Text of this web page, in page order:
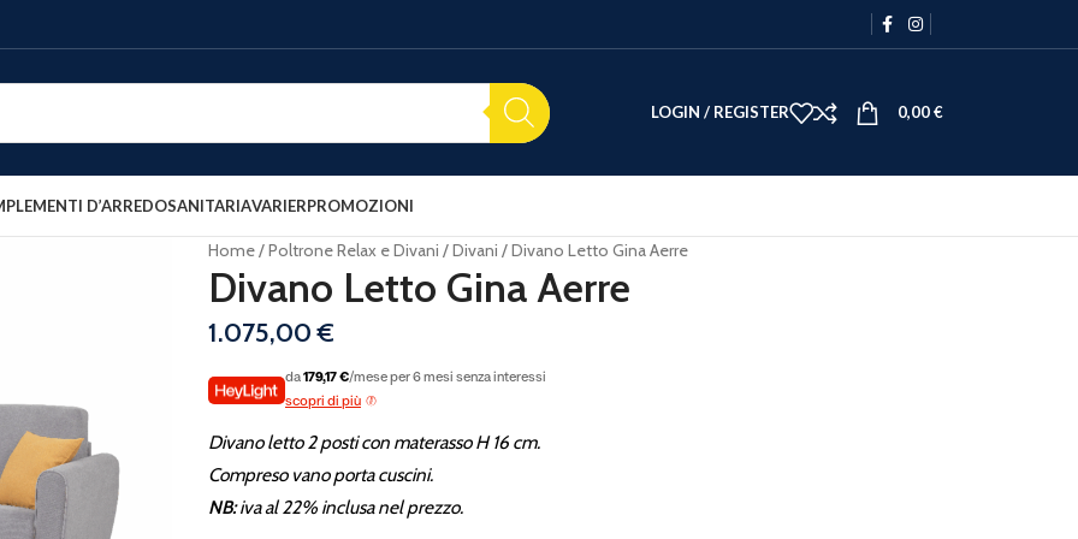
LOGIN / REGISTER 0,00€
D’ARREDOSANITARIAVARIERPROMOZIONI
Home Poltrone Relax e Divani Divani Divano Letto Gina Aerre
Divano Letto Gina Aerre
1.075,00€
da179,17 €/mese per 6 mesi senza interessi
scopri di più
Divano letto 2 posti con materasso H 16 cm.
Compreso vano porta cuscini.
NB:iva al 22% inclusa nel prezzo.